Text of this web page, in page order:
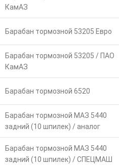
КамАЗ
Барабан тормозной 53205 Евро
Барабан тормозной 53205 / ПАО
КамАЗ
Барабан тормозной 6520
Барабан тормозной МАЗ 5440
задний (10 шпилек) / аналог
Барабан тормозной МАЗ 5440
задний (10 шпилек) / СПЕЦМАШ